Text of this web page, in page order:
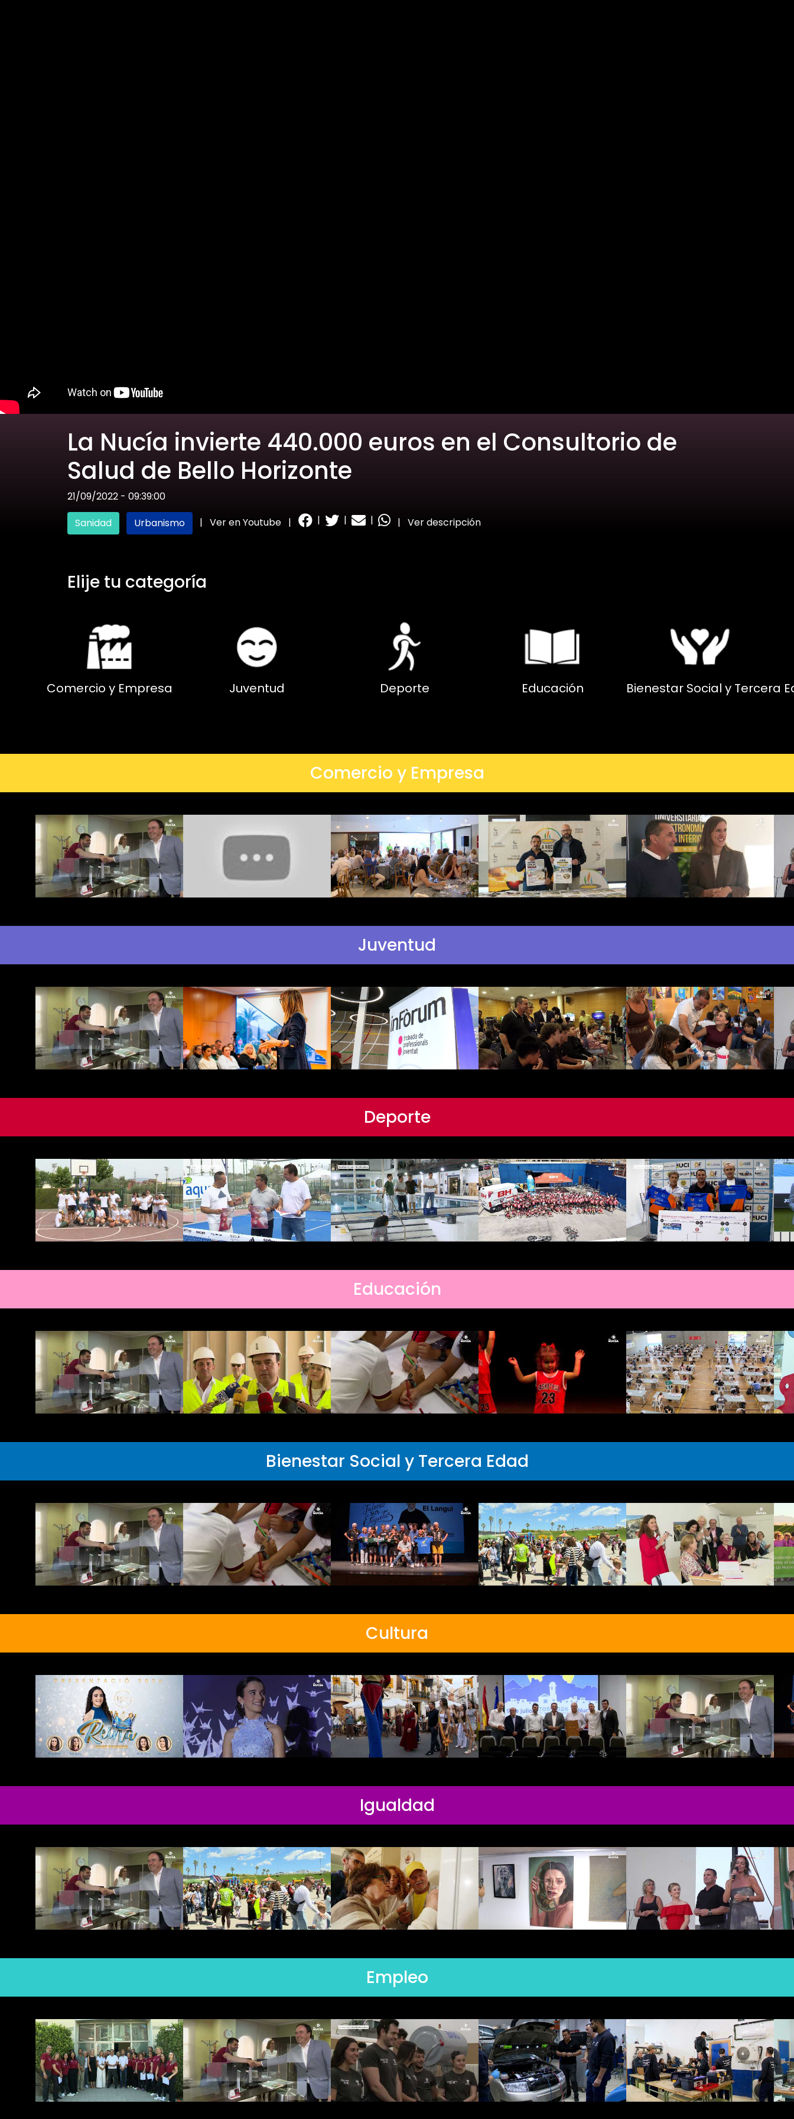
La Nucía invierte 440.000 euros en el Consultorio de
Salud de Bello Horizonte
21/09/2022 - 09:39:00
Sanidad
Urbanismo | Ver en Youtube | | | | | Ver descripción
Elije tu categoría
Comercio y Empresa Juventud Deporte Educación Bienestar Social y Tercera
Comercio y Empresa
Juventud
Deporte
Educación
Bienestar Social y Tercera Edad
Cultura
Igualdad
Empleo